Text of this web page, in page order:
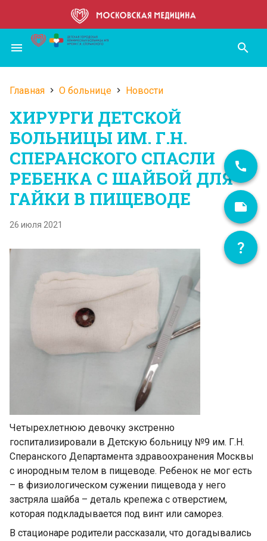
основному
содержанию
menu search
Строка
навигации
Главная О больнице Новости
ХИРУРГИ ДЕТСКОЙ
БОЛЬНИЦЫ ИМ. Г.Н.
СПЕРАНСКОГО СПАСЛИ
РЕБЕНКА С ШАЙБОЙ ДЛЯ
ГАЙКИ В ПИЩЕВОДЕ
26 июля 2021
Четырехлетнюю девочку экстренно
госпитализировали в Детскую больницу №9 им. Г.Н.
Сперанского Департамента здравоохранения Москвы
с инородным телом в пищеводе. Ребенок не мог есть
– в физиологическом сужении пищевода у него
застряла шайба – деталь крепежа с отверстием,
которая подкладывается под винт или саморез.
В стационаре родители рассказали, что догадывались